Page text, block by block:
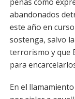
abandonados
este año en
sostenga, salvo
terrorismo y que
para
En el